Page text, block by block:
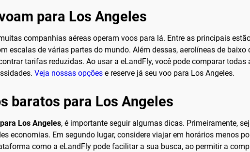
para Los Angeles
companhias aéreas operam voos para lá. Entre as principais
escalas de várias partes do mundo. Além dessas, aerolíneas de
tarifas reduzidas. Ao usar a eLandFly, você pode comparar
Veja nossas opções e reserve já seu voo para Los Angeles.
baratos para Los Angeles
Los Angeles, é importante seguir algumas dicas. Primeiramente,
economias. Em segundo lugar, considere viajar em horários menos
como a eLandFly pode facilitar a sua busca, ao permitir a